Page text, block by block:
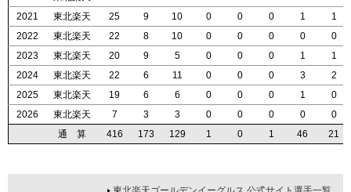
2021
東北楽天 25 9 10 0 0 0 1
1
2022
東北楽天 22 8 10 0 0 0 0
0
2023
東北楽天 20 9 5 0 0 0 1
1
2024
東北楽天 22 6 11 0 0 0 3
2
2025
東北楽天 19 6 6 0 0 0 1
0
2026
東北楽天 7 3 3 0 0 0 0
0
通 算
416 173 129 1 0 1 46 21
2021
東北楽天 25 9 10 0 0 0 1
1
2022
東北楽天 22 8 10 0 0 0 0
0
2023
東北楽天 20 9 5 0 0 0 1
1
2024
東北楽天 22 6 11 0 0 0 3
2
2025
東北楽天 19 6 6 0 0 0 1
0
2026
東北楽天 7 3 3 0 0 0 0
0
通 算
416 173 129 1 0 1 46 21
2021
東北楽天 25 9 10 0 0 0 1
1
2022
東北楽天 22 8 10 0 0 0 0
0
2023
東北楽天 20 9 5 0 0 0 1
1
2024
東北楽天 22 6 11 0 0 0 3
2
2025
東北楽天 19 6 6 0 0 0 1
0
2026
東北楽天 7 3 3 0 0 0 0
0
通 算
416 173 129 1 0 1 46 21
2021
東北楽天 25 9 10 0 0 0 1
1
2022
東北楽天 22 8 10 0 0 0 0
0
2023
東北楽天 20 9 5 0 0 0 1
1
2024
東北楽天 22 6 11 0 0 0 3
2
2025
東北楽天 19 6 6 0 0 0 1
0
2026
東北楽天 7 3 3 0 0 0 0
0
通 算
416 173 129 1 0 1 46 21